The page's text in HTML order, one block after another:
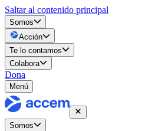
Saltar al contenido principal
Somos
Acción
Te lo contamos
Colabora
Dona
Menú
Somos